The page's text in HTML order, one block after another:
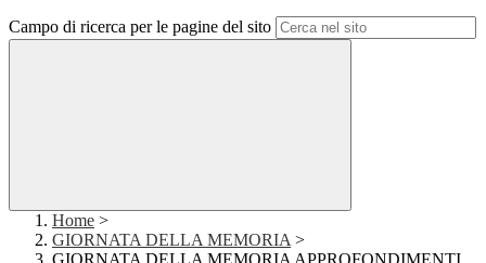
Campo di ricerca per le pagine del sito
Home >
GIORNATA DELLA MEMORIA >